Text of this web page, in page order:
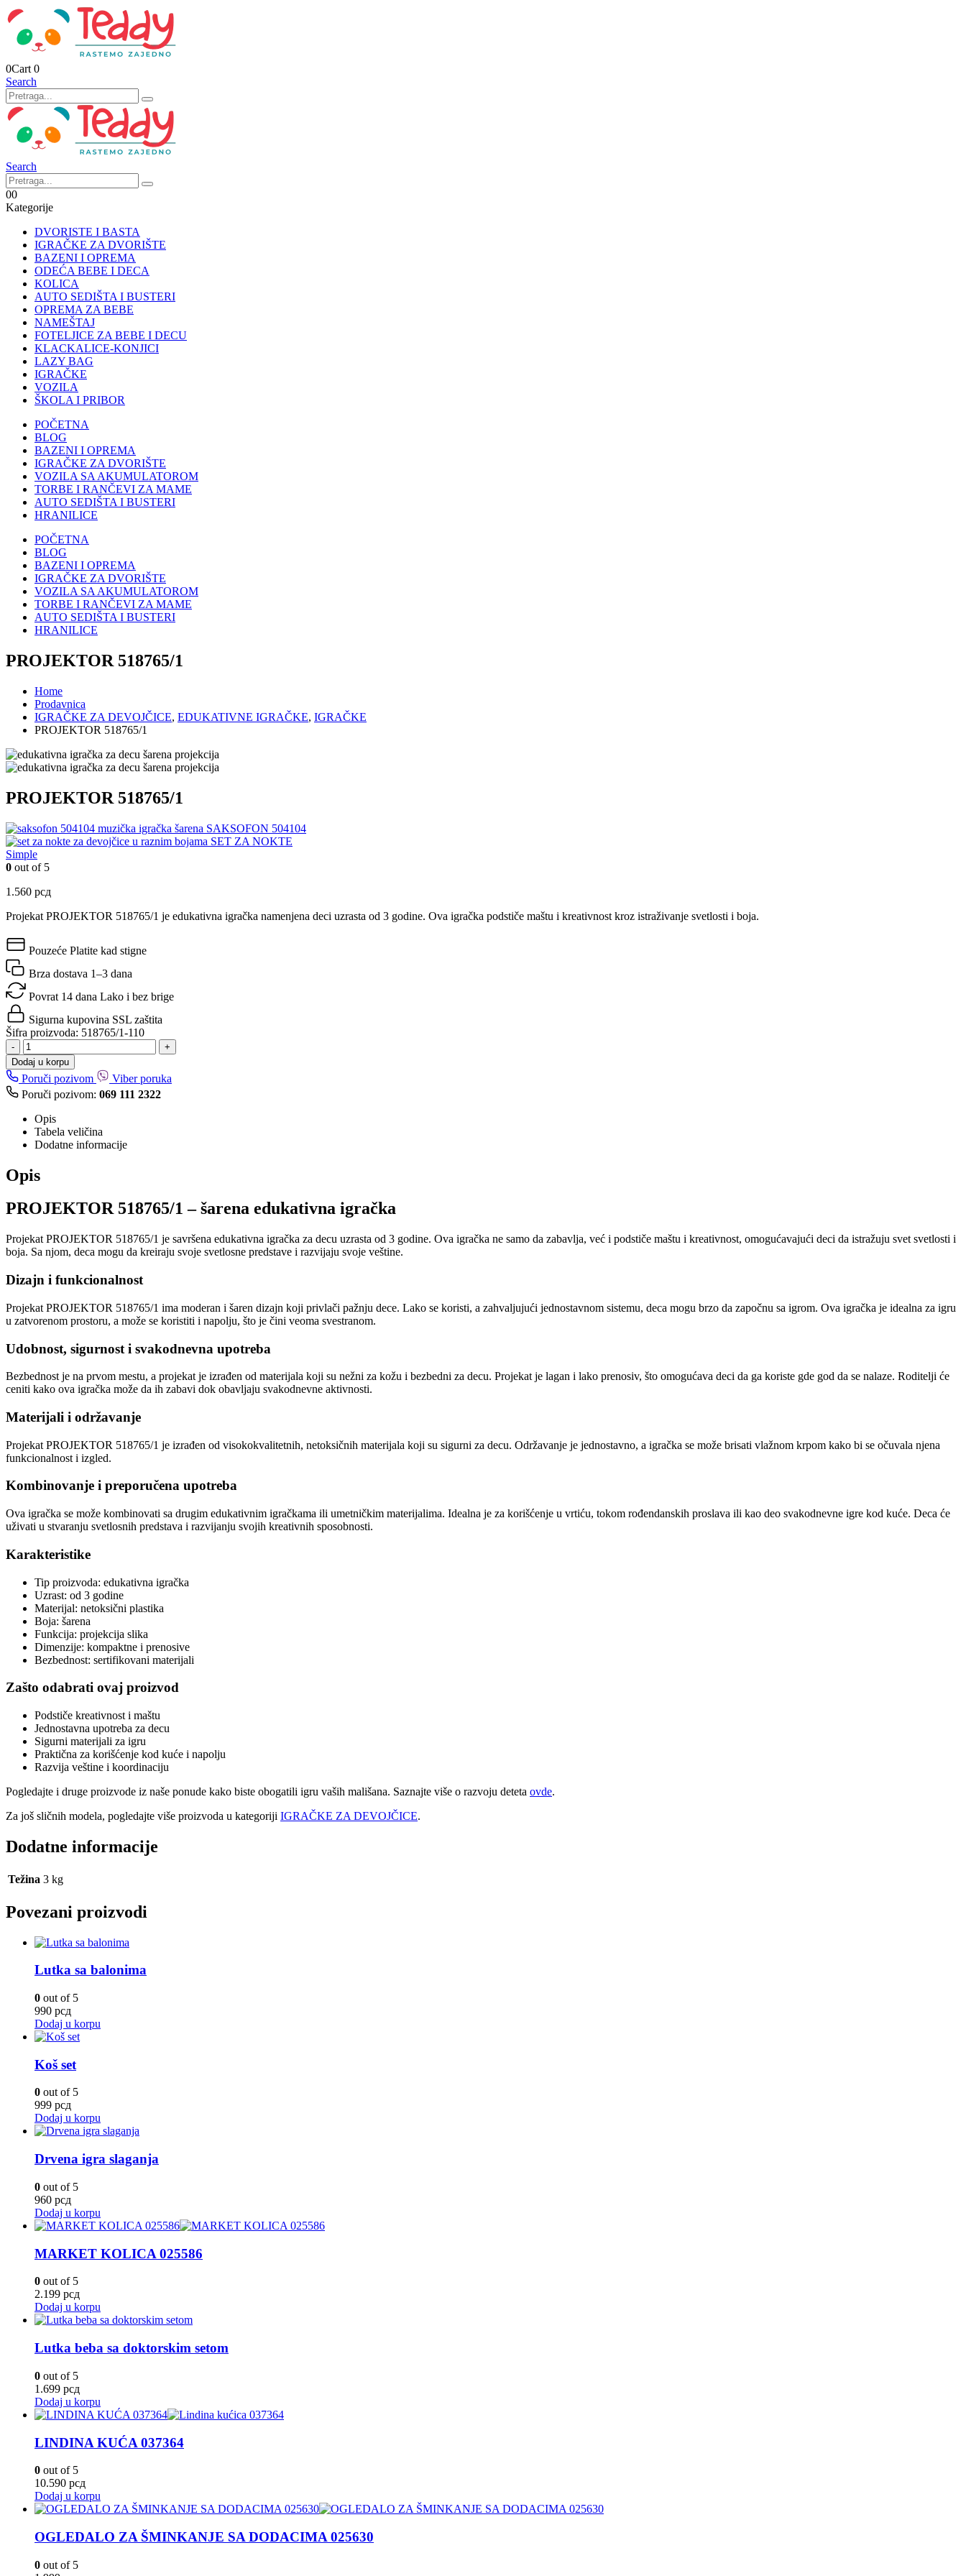
0Cart 0
Search
Search
00
Kategorije
DVORISTE I BASTA
IGRAČKE ZA DVORIŠTE
BAZENI I OPREMA
ODEĆA BEBE I DECA
KOLICA
AUTO SEDIŠTA I BUSTERI
OPREMA ZA BEBE
NAMEŠTAJ
FOTELJICE ZA BEBE I DECU
KLACKALICE-KONJICI
LAZY BAG
IGRAČKE
VOZILA
ŠKOLA I PRIBOR
POČETNA
BLOG
BAZENI I OPREMA
IGRAČKE ZA DVORIŠTE
VOZILA SA AKUMULATOROM
TORBE I RANČEVI ZA MAME
AUTO SEDIŠTA I BUSTERI
HRANILICE
POČETNA
BLOG
BAZENI I OPREMA
IGRAČKE ZA DVORIŠTE
VOZILA SA AKUMULATOROM
TORBE I RANČEVI ZA MAME
AUTO SEDIŠTA I BUSTERI
HRANILICE
PROJEKTOR 518765/1
Home
Prodavnica
IGRAČKE ZA DEVOJČICE, EDUKATIVNE IGRAČKE, IGRAČKE
PROJEKTOR 518765/1
PROJEKTOR 518765/1
SAKSOFON 504104
SET ZA NOKTE
Simple
0 out of 5
1.560 рсд
Projekat PROJEKTOR 518765/1 je edukativna igračka namenjena deci uzrasta od 3 godine. Ova igračka podstiče maštu i kreativnost kroz istraživanje svetlosti i boja.
Pouzeće Platite kad stigne
Brza dostava 1–3 dana
Povrat 14 dana Lako i bez brige
Sigurna kupovina SSL zaštita
Šifra proizvoda: 518765/1-110
-
+
Dodaj u korpu
Poruči pozivom
Viber poruka
Poruči pozivom: 069 111 2322
Opis
Tabela veličina
Dodatne informacije
Opis
PROJEKTOR 518765/1 – šarena edukativna igračka
Projekat PROJEKTOR 518765/1 je savršena edukativna igračka za decu uzrasta od 3 godine. Ova igračka ne samo da zabavlja, već i podstiče maštu i kreativnost, omogućavajući deci da istražuju svet svetlosti i
boja. Sa njom, deca mogu da kreiraju svoje svetlosne predstave i razvijaju svoje veštine.
Dizajn i funkcionalnost
Projekat PROJEKTOR 518765/1 ima moderan i šaren dizajn koji privlači pažnju dece. Lako se koristi, a zahvaljujući jednostavnom sistemu, deca mogu brzo da započnu sa igrom. Ova igračka je idealna za igru
u zatvorenom prostoru, a može se koristiti i napolju, što je čini veoma svestranom.
Udobnost, sigurnost i svakodnevna upotreba
Bezbednost je na prvom mestu, a projekat je izrađen od materijala koji su nežni za kožu i bezbedni za decu. Projekat je lagan i lako prenosiv, što omogućava deci da ga koriste gde god da se nalaze. Roditelji će
ceniti kako ova igračka može da ih zabavi dok obavljaju svakodnevne aktivnosti.
Materijali i održavanje
Projekat PROJEKTOR 518765/1 je izrađen od visokokvalitetnih, netoksičnih materijala koji su sigurni za decu. Održavanje je jednostavno, a igračka se može brisati vlažnom krpom kako bi se očuvala njena
funkcionalnost i izgled.
Kombinovanje i preporučena upotreba
Ova igračka se može kombinovati sa drugim edukativnim igračkama ili umetničkim materijalima. Idealna je za korišćenje u vrtiću, tokom rođendanskih proslava ili kao deo svakodnevne igre kod kuće. Deca će
uživati u stvaranju svetlosnih predstava i razvijanju svojih kreativnih sposobnosti.
Karakteristike
Tip proizvoda: edukativna igračka
Uzrast: od 3 godine
Materijal: netoksični plastika
Boja: šarena
Funkcija: projekcija slika
Dimenzije: kompaktne i prenosive
Bezbednost: sertifikovani materijali
Zašto odabrati ovaj proizvod
Podstiče kreativnost i maštu
Jednostavna upotreba za decu
Sigurni materijali za igru
Praktična za korišćenje kod kuće i napolju
Razvija veštine i koordinaciju
Pogledajte i druge proizvode iz naše ponude kako biste obogatili igru vaših mališana. Saznajte više o razvoju deteta ovde.
Za još sličnih modela, pogledajte više proizvoda u kategoriji IGRAČKE ZA DEVOJČICE.
Dodatne informacije
Težina 3 kg
Povezani proizvodi
Lutka sa balonima
0 out of 5
990 рсд
Dodaj u korpu
Koš set
0 out of 5
999 рсд
Dodaj u korpu
Drvena igra slaganja
0 out of 5
960 рсд
Dodaj u korpu
MARKET KOLICA 025586
0 out of 5
2.199 рсд
Dodaj u korpu
Lutka beba sa doktorskim setom
0 out of 5
1.699 рсд
Dodaj u korpu
LINDINA KUĆA 037364
0 out of 5
10.590 рсд
Dodaj u korpu
OGLEDALO ZA ŠMINKANJE SA DODACIMA 025630
0 out of 5